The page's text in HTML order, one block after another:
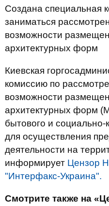
Создана специальная
заниматься
возможности
архитектурных форм
Киевская
комиссию по
возможности
архитектурных форм
бытового и социально-
для осуществления
деятельности на
информирует Цензор
"Интерфакс-Украина".
Смотрите также на